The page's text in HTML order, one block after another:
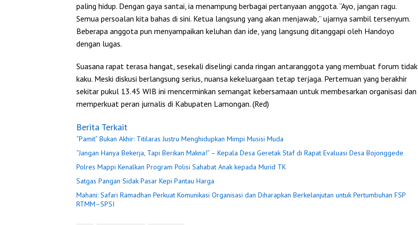
paling hidup. Dengan gaya santai, ia menampung berbagai pertanyaan anggota. “Ayo, jangan ragu.
Semua persoalan kita bahas di sini. Ketua langsung yang akan menjawab,” ujarnya sambil tersenyum.
Beberapa anggota pun menyampaikan keluhan dan ide, yang langsung ditanggapi oleh Handoyo
dengan lugas.
Suasana rapat terasa hangat, sesekali diselingi canda ringan antaranggota yang membuat forum tidak
kaku. Meski diskusi berlangsung serius, nuansa kekeluargaan tetap terjaga. Pertemuan yang berakhir
sekitar pukul 13.45 WIB ini mencerminkan semangat kebersamaan untuk membesarkan organisasi dan
memperkuat peran jurnalis di Kabupaten Lamongan. (Red)
Berita Terkait
“Pamit” Bukan Akhir: Titilaras Justru Menghidupkan Mimpi Musisi Muda
“Jangan Hanya Bekerja, Tapi Berikan Makna!” – Kepala Desa Geretak Staf di Rapat Evaluasi Desa Bojonggede
Polres Mappi Kenalkan Program Polisi Sahabat Anak kepada Murid TK
Satgas Pangan Sidak Pasar Kepi Pantau Harga
Mahani: Safari Ramadhan Perkuat Komunikasi Organisasi dan Diharapkan Berkelanjutan untuk Pertumbuhan FSP
RTMM–SPSI